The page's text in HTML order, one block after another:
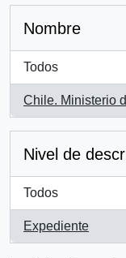
Nombre
Todos
Chile. Ministerio
, 1 resultados
Nivel de
Todos
Expediente
, 1 resultados